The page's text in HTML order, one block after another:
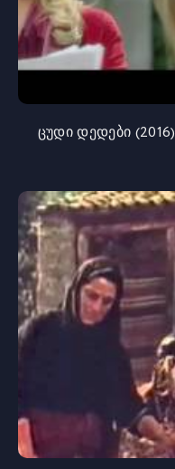
ცუდი დედები (2016)